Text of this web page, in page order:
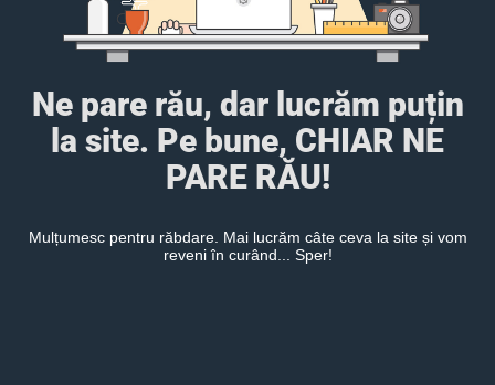
Ne pare rău, dar lucrăm puțin
la site. Pe bune, CHIAR NE
PARE RĂU!
Mulțumesc pentru răbdare. Mai lucrăm câte ceva la site și vom
reveni în curând... Sper!